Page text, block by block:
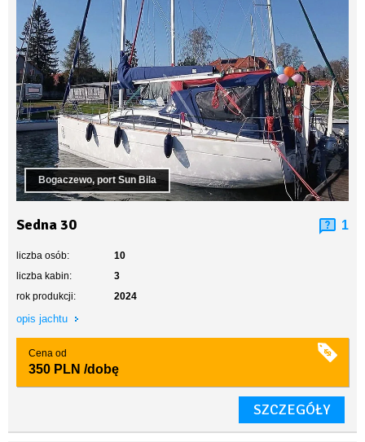
Bogaczewo, port Sun Bila
Sedna 30 1
liczba osób:
10
liczba kabin:
3
rok produkcji:
2024
opis jachtu
Cena od
350 PLN /dobę
SZCZEGÓŁY